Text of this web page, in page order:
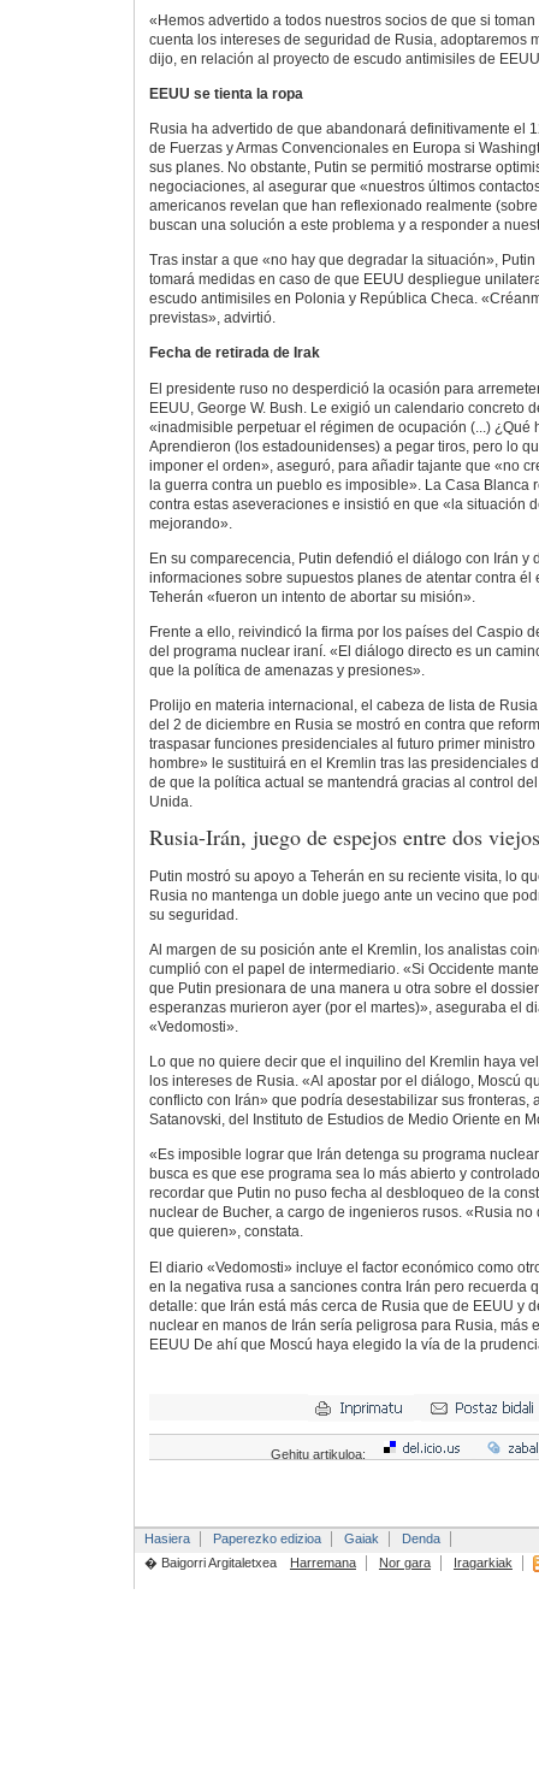
«Hemos advertido a todos nuestros socios de que si
cuenta los intereses de seguridad de Rusia, adoptaremos
dijo, en relación al proyecto de escudo antimisiles de
EEUU se tienta la ropa
Rusia ha advertido de que abandonará definitivamente el
de Fuerzas y Armas Convencionales en Europa si
sus planes. No obstante, Putin se permitió mostrarse
negociaciones, al asegurar que «nuestros últimos
americanos revelan que han reflexionado realmente
buscan una solución a este problema y a responder a
Tras instar a que «no hay que degradar la situación»,
tomará medidas en caso de que EEUU despliegue
escudo antimisiles en Polonia y República Checa.
previstas», advirtió.
Fecha de retirada de Irak
El presidente ruso no desperdició la ocasión para
EEUU, George W. Bush. Le exigió un calendario concreto
«inadmisible perpetuar el régimen de ocupación (...) ¿Qué
Aprendieron (los estadounidenses) a pegar tiros, pero lo
imponer el orden», aseguró, para añadir tajante que «no
la guerra contra un pueblo es imposible». La Casa Blanca
contra estas aseveraciones e insistió en que «la situación
mejorando».
En su comparecencia, Putin defendió el diálogo con Irán y
informaciones sobre supuestos planes de atentar contra él
Teherán «fueron un intento de abortar su misión».
Frente a ello, reivindicó la firma por los países del Caspio
del programa nuclear iraní. «El diálogo directo es un
que la política de amenazas y presiones».
Prolijo en materia internacional, el cabeza de lista de
del 2 de diciembre en Rusia se mostró en contra que
traspasar funciones presidenciales al futuro primer
hombre» le sustituirá en el Kremlin tras las presidenciales
de que la política actual se mantendrá gracias al control
Unida.
Rusia-Irán, juego de espejos entre dos
Putin mostró su apoyo a Teherán en su reciente visita, lo
Rusia no mantenga un doble juego ante un vecino que
su seguridad.
Al margen de su posición ante el Kremlin, los analistas
cumplió con el papel de intermediario. «Si Occidente
que Putin presionara de una manera u otra sobre el
esperanzas murieron ayer (por el martes)», aseguraba el
«Vedomosti».
Lo que no quiere decir que el inquilino del Kremlin haya
los intereses de Rusia. «Al apostar por el diálogo, Moscú
conflicto con Irán» que podría desestabilizar sus fronteras,
Satanovski, del Instituto de Estudios de Medio Oriente en
«Es imposible lograr que Irán detenga su programa
busca es que ese programa sea lo más abierto y
recordar que Putin no puso fecha al desbloqueo de la
nuclear de Bucher, a cargo de ingenieros rusos. «Rusia
que quieren», constata.
El diario «Vedomosti» incluye el factor económico como
en la negativa rusa a sanciones contra Irán pero recuerda
detalle: que Irán está más cerca de Rusia que de EEUU y
nuclear en manos de Irán sería peligrosa para Rusia, más
EEUU De ahí que Moscú haya elegido la vía de la
Gehitu artikuloa:
Hasiera Paperezko edizioa Gaiak
Denda
� Baigorri Argitaletxea
Harremana Nor gara Iragarkiak